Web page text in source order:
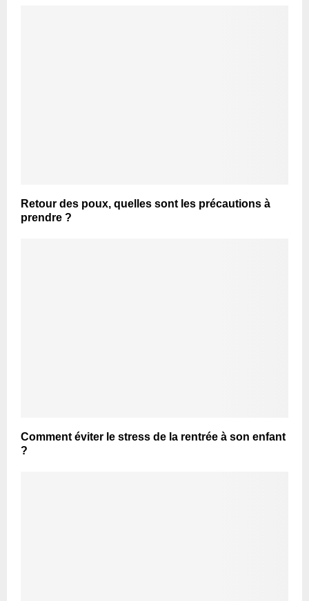
Retour des poux, quelles sont les précautions à
prendre ?
Comment éviter le stress de la rentrée à son enfant
?